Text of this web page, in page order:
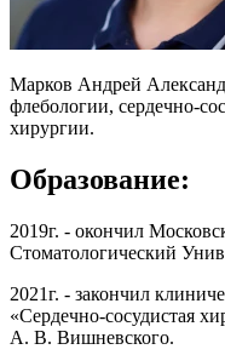
Марков Андрей
флебологии, сердечно-
хирургии.
Образование:
2019г. - окончил
Стоматологический
2021г. - закончил
«Сердечно-сосудистая
А. В. Вишневского.